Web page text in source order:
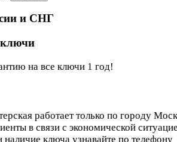
и СНГ
ключи
на все ключи 1 год!
работает только по городу
в связи с экономической
ключа узнавайте по телефону